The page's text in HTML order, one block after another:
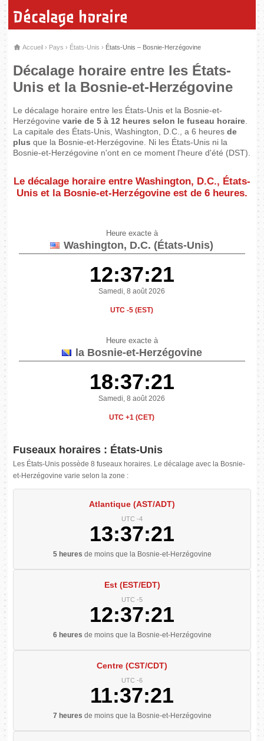
Décalage horaire
Accueil › Pays › États-Unis › États-Unis – Bosnie-Herzégovine
Décalage horaire entre les États-
Unis et la Bosnie-et-Herzégovine
Le décalage horaire entre les États-Unis et la Bosnie-et-
Herzégovinevarie de 5 à 12 heures selon le fuseau horaire
La capitale des États-Unis, Washington, D.C., a 6 heuresde
plus que la Bosnie-et-Herzégovine. Ni les États-Unis ni la
Bosnie-et-Herzégovine n'ont en ce moment l'heure d'été (DST).
Le décalage horaire entre Washington, D.C., États-
Unis et la Bosnie-et-Herzégovine est de 6 heures.
Heure exacte à
Washington, D.C. (États-Unis)
12:37:22
Samedi, 8 août 2026
UTC -5 (EST)
Heure exacte à
la Bosnie-et-Herzégovine
18:37:22
Samedi, 8 août 2026
UTC +1 (CET)
Fuseaux horaires : États-Unis
Les États-Unis possède 8 fuseaux horaires. Le décalage avec la Bosnie-
et-Herzégovine varie selon la zone :
Atlantique (AST/ADT)
UTC -4
13:37:22
5 heures de moins que la Bosnie-et-Herzégovine
Est (EST/EDT)
UTC -5
12:37:22
6 heures de moins que la Bosnie-et-Herzégovine
Centre (CST/CDT)
UTC -6
11:37:22
7 heures de moins que la Bosnie-et-Herzégovine